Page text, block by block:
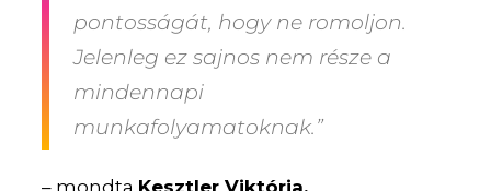
pontosságát, hogy ne romoljon.
Jelenleg ez sajnos nem része a
mindennapi
munkafolyamatoknak.”